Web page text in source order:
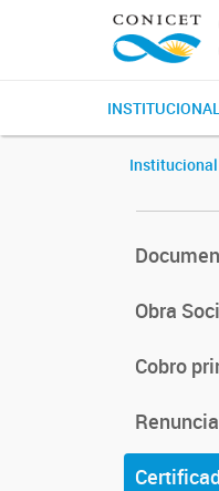
Institucional
Obra
Cobro
Renuncia